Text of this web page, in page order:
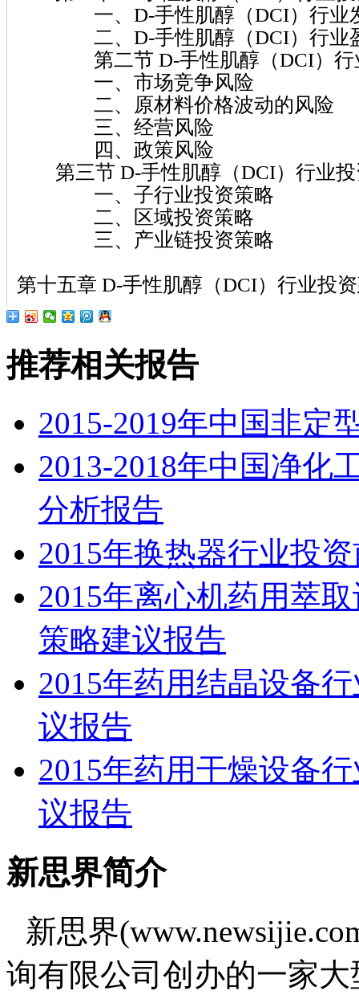
一、D-手性肌醇（DCI）行业发
二、D-手性肌醇（DCI）行业盈
第二节 D-手性肌醇（DCI）行
一、市场竞争风险
二、原材料价格波动的风险
三、经营风险
四、政策风险
第三节 D-手性肌醇（DCI）行业投
一、子行业投资策略
二、区域投资策略
三、产业链投资策略
第十五章 D-手性肌醇（DCI）行业投
推荐相关报告
2015-2019年中国非定
2013-2018年中国净化
分析报告
2015年换热器行业投
2015年离心机药用萃
策略建议报告
2015年药用结晶设备
议报告
2015年药用干燥设备
议报告
新思界简介
新思界
询有限公司创办的一家